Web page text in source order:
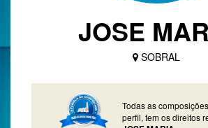
JOSE
SOBRAL
Todas as
perfil, tem os direitos